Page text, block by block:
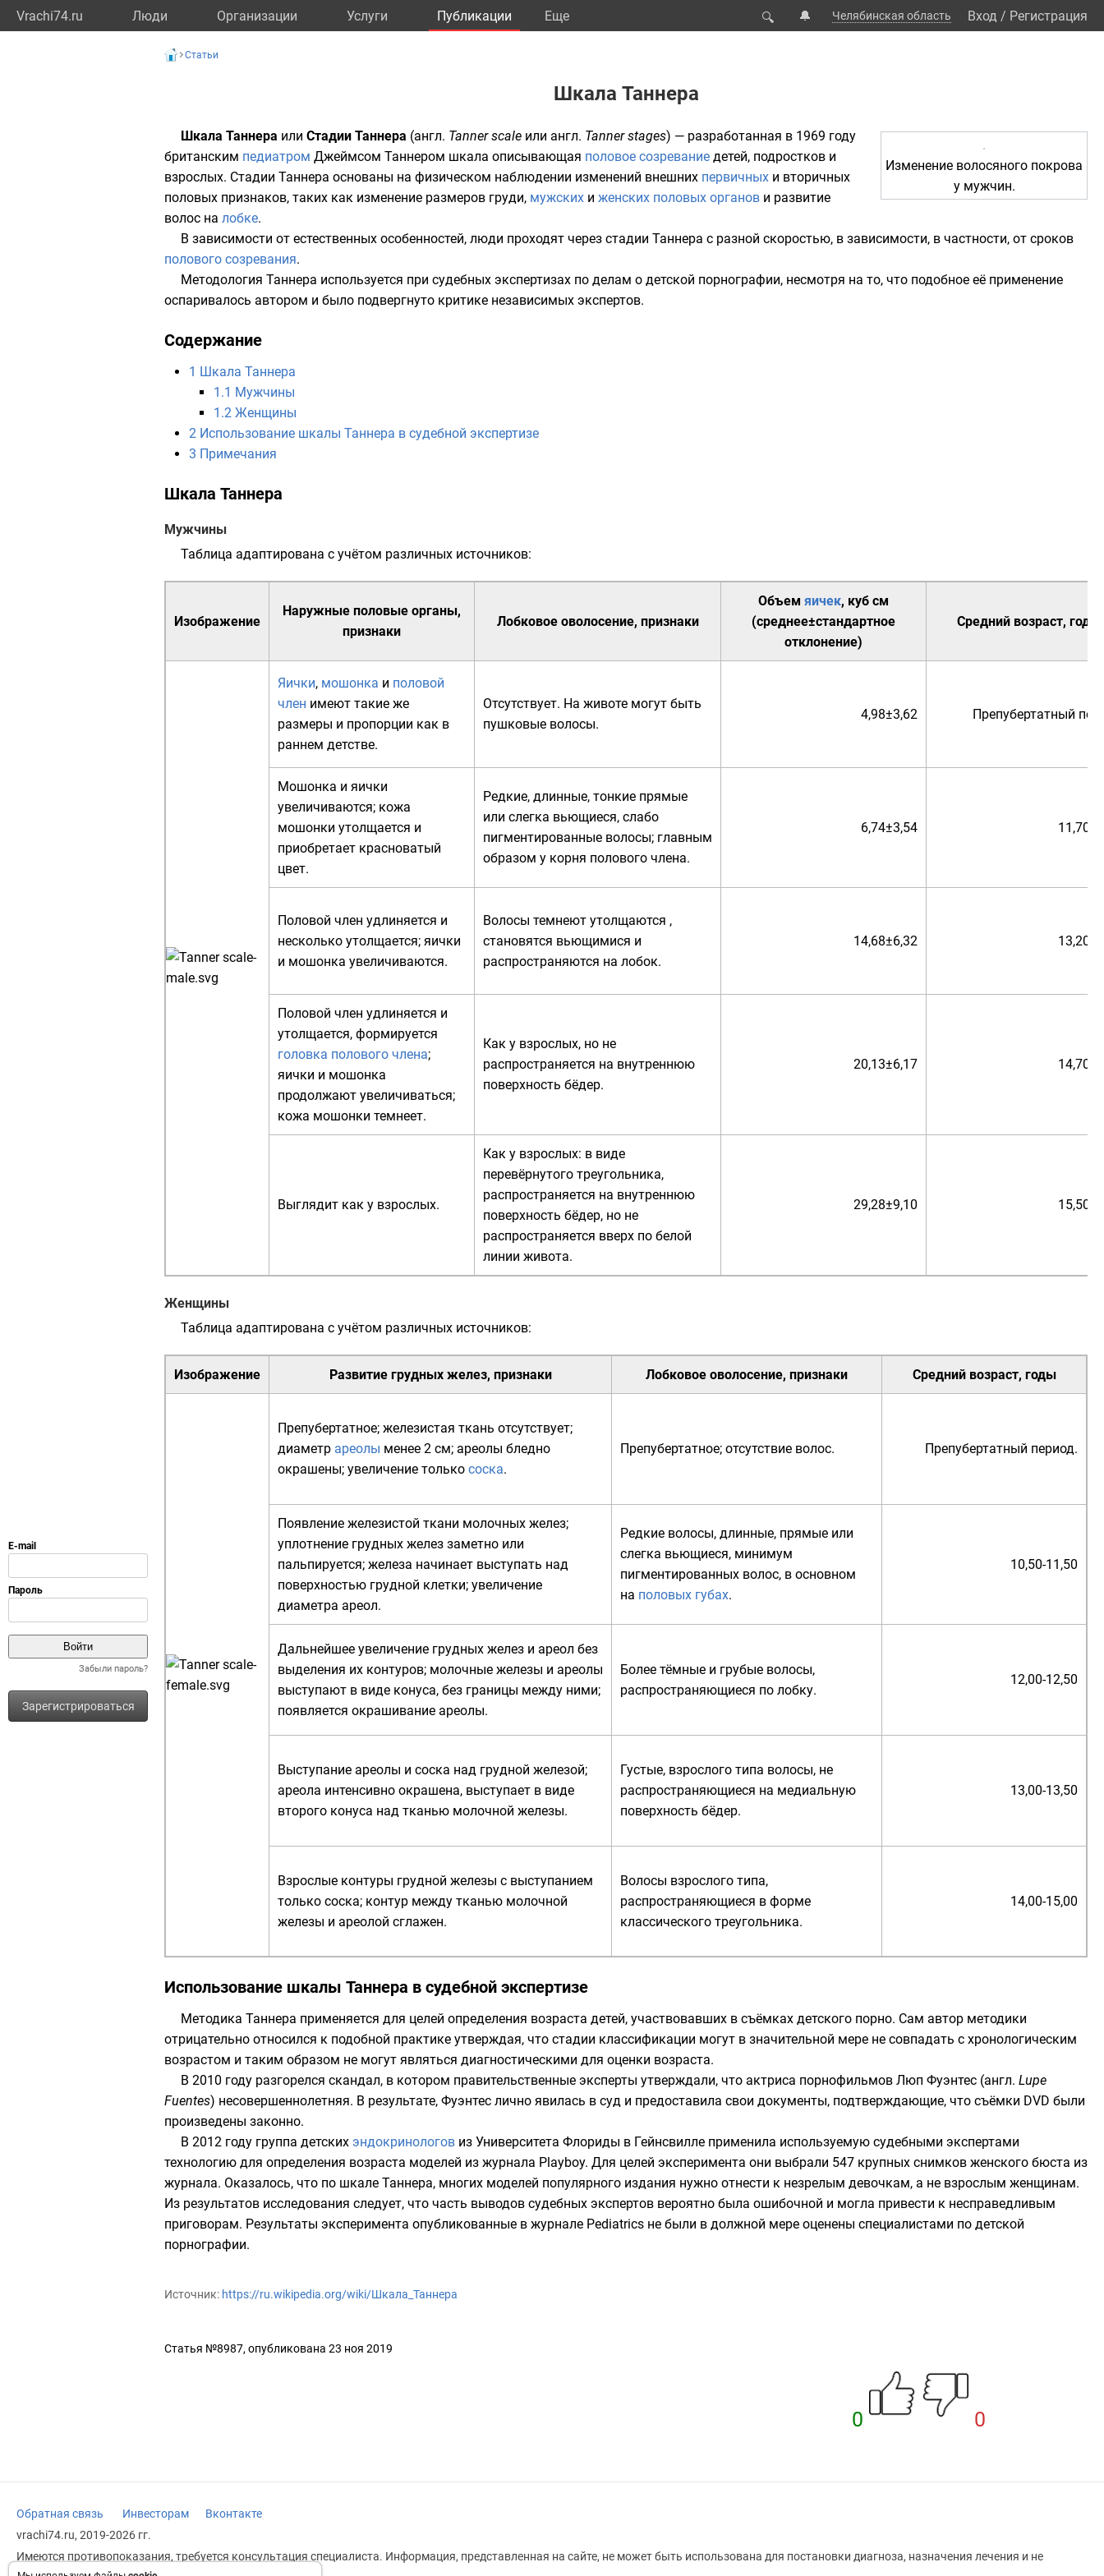
Vrachi74.ru Люди Организации Услуги Публикации Eще 🔍 🔔 Челябинская область Вход / Регистрация
Забыли пароль?
Зарегистрироваться
Статьи
Шкала Таннера
Изменение волосяного покрова
у мужчин.
Шкала Таннера или Стадии Таннера (англ. Tanner scale или англ. Tanner stages) — разработанная в 1969 году
британским педиатром Джеймсом Таннером шкала описывающая половое созревание детей, подростков и
взрослых. Стадии Таннера основаны на физическом наблюдении изменений внешних первичных и вторичных
половых признаков, таких как изменение размеров груди, мужских и женских половых органов и развитие
волос на лобке.
В зависимости от естественных особенностей, люди проходят через стадии Таннера с разной скоростью, в зависимости, в частности, от сроков
полового созревания.
Методология Таннера используется при судебных экспертизах по делам о детской порнографии, несмотря на то, что подобное её применение
оспаривалось автором и было подвергнуто критике независимых экспертов.
Содержание
1 Шкала Таннера
1.1 Мужчины
1.2 Женщины
2 Использование шкалы Таннера в судебной экспертизе
3 Примечания
Шкала Таннера
Мужчины
Таблица адаптирована с учётом различных источников:
Изображение
Наружные половые органы,
признаки
Лобковое оволосение, признаки
Объем яичек, куб см
(среднее±стандартное
отклонение)
Средний возраст, годы
Яички, мошонка и половой
член имеют такие же
размеры и пропорции как в
раннем детстве.
Отсутствует. На животе могут быть
пушковые волосы.
4,98±3,62 Препубертатный
Мошонка и яички
увеличиваются; кожа
мошонки утолщается и
приобретает красноватый
цвет.
Редкие, длинные, тонкие прямые
или слегка вьющиеся, слабо
пигментированные волосы; главным
образом у корня полового члена.
6,74±3,54
Половой член удлиняется и
несколько утолщается; яички
и мошонка увеличиваются.
Волосы темнеют утолщаются ,
становятся вьющимися и
распространяются на лобок.
14,68±6,32
Половой член удлиняется и
утолщается, формируется
головка полового члена;
яички и мошонка
продолжают увеличиваться;
кожа мошонки темнеет.
Как у взрослых, но не
распространяется на внутреннюю
поверхность бёдер.
20,13±6,17
Выглядит как у взрослых.
Как у взрослых: в виде
перевёрнутого треугольника,
распространяется на внутреннюю
поверхность бёдер, но не
распространяется вверх по белой
линии живота.
29,28±9,10
Женщины
Таблица адаптирована с учётом различных источников:
Изображение Развитие грудных желез, признаки Лобковое оволосение, признаки Средний возраст, годы
Препубертатное; железистая ткань отсутствует;
диаметр ареолы менее 2 см; ареолы бледно
окрашены; увеличение только соска.
Препубертатное; отсутствие волос. Препубертатный период.
Появление железистой ткани молочных желез;
уплотнение грудных желез заметно или
пальпируется; железа начинает выступать над
поверхностью грудной клетки; увеличение
диаметра ареол.
Редкие волосы, длинные, прямые или
слегка вьющиеся, минимум
пигментированных волос, в основном
на половых губах.
10,50-11,50
Дальнейшее увеличение грудных желез и ареол без
выделения их контуров; молочные железы и ареолы
выступают в виде конуса, без границы между ними;
появляется окрашивание ареолы.
Более тёмные и грубые волосы,
распространяющиеся по лобку.
12,00-12,50
Выступание ареолы и соска над грудной железой;
ареола интенсивно окрашена, выступает в виде
второго конуса над тканью молочной железы.
Густые, взрослого типа волосы, не
распространяющиеся на медиальную
поверхность бёдер.
13,00-13,50
Взрослые контуры грудной железы с выступанием
только соска; контур между тканью молочной
железы и ареолой сглажен.
Волосы взрослого типа,
распространяющиеся в форме
классического треугольника.
14,00-15,00
Использование шкалы Таннера в судебной экспертизе
Методика Таннера применяется для целей определения возраста детей, участвовавших в съёмках детского порно. Сам автор методики
отрицательно относился к подобной практике утверждая, что стадии классификации могут в значительной мере не совпадать с хронологическим
возрастом и таким образом не могут являться диагностическими для оценки возраста.
В 2010 году разгорелся скандал, в котором правительственные эксперты утверждали, что актриса порнофильмов Люп Фуэнтес (англ. Lupe
Fuentes) несовершеннолетняя. В результате, Фуэнтес лично явилась в суд и предоставила свои документы, подтверждающие, что съёмки DVD были
произведены законно.
В 2012 году группа детских эндокринологов из Университета Флориды в Гейнсвилле применила используемую судебными экспертами
технологию для определения возраста моделей из журнала Playboy. Для целей эксперимента они выбрали 547 крупных снимков женского бюста из
журнала. Оказалось, что по шкале Таннера, многих моделей популярного издания нужно отнести к незрелым девочкам, а не взрослым женщинам.
Из результатов исследования следует, что часть выводов судебных экспертов вероятно была ошибочной и могла привести к несправедливым
приговорам. Результаты эксперимента опубликованные в журнале Pediatrics не были в должной мере оценены специалистами по детской
порнографии.
Источник: https://ru.wikipedia.org/wiki/Шкала_Таннера
Статья №8987, опубликована 23 ноя 2019
0 0
Обратная связь Инвесторам
Вконтакте
vrachi74.ru, 2019-2026 гг.
Имеются противопоказания, требуется консультация специалиста. Информация, представленная на сайте, не может быть использована для постановки диагноза, назначения лечения и не
заменяет прием врача.